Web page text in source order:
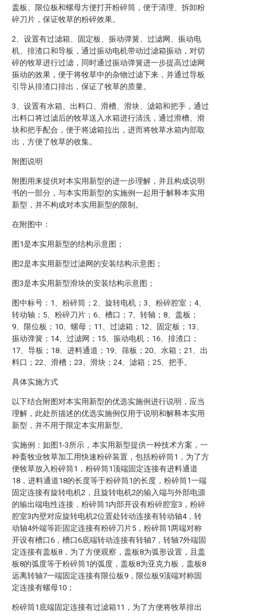
盖板、限位板和螺母方便打开粉碎筒，便于清理、拆卸粉
碎刀片，保证牧草的粉碎效果。
2、设置有过滤箱、固定板、振动弹簧、过滤网、振动电
机、排渣口和导板，通过振动电机带动过滤箱振动，对切
碎的牧草进行过滤，同时通过振动弹簧进一步提高过滤网
振动的效果，便于将牧草中的杂物过滤下来，并通过导板
引导从排渣口排出，保证了牧草的质量。
3、设置有水箱、出料口、滑槽、滑块、滤箱和把手，通过
出料口将过滤后的牧草送入水箱进行清洗，通过滑槽、滑
块和把手配合，便于将滤箱拉出，进而将牧草水箱内部取
出，方便了牧草的收集。
附图说明
附图用来提供对本实用新型的进一步理解，并且构成说明
书的一部分，与本实用新型的实施例一起用于解释本实用
新型，并不构成对本实用新型的限制。
在附图中：
图1是本实用新型的结构示意图；
图2是本实用新型过滤网的安装结构示意图；
图3是本实用新型滑块的安装结构示意图；
图中标号：1、粉碎筒；2、旋转电机；3、粉碎腔室；4、
转动轴；5、粉碎刀片；6、槽口；7、转轴；8、盖板；
9、限位板；10、螺母；11、过滤箱；12、固定板；13、
振动弹簧；14、过滤网；15、振动电机；16、排渣口；
17、导板；18、进料通道；19、筛板；20、水箱；21、出
料口；22、滑槽；23、滑块；24、滤箱；25、把手。
具体实施方式
以下结合附图对本实用新型的优选实施例进行说明，应当
理解，此处所描述的优选实施例仅用于说明和解释本实用
新型，并不用于限定本实用新型。
实施例：如图1-3所示，本实用新型提供一种技术方案，一
种畜牧业牧草加工用快速粉碎装置，包括粉碎筒1，为了方
便牧草放入粉碎筒1，粉碎筒1顶端固定连接有进料通道
18，进料通道18的长度等于粉碎筒1的长度，粉碎筒1一端
固定连接有旋转电机2，且旋转电机2的输入端与外部电源
的输出端电性连接，粉碎筒1内部开设有粉碎腔室3，粉碎
腔室3内壁对应旋转电机2位置处转动连接有转动轴4，转
动轴4外端等距固定连接有粉碎刀片5，粉碎筒1两端对称
开设有槽口6，槽口6底端转动连接有转轴7，转轴7外端固
定连接有盖板8，为了方便观察，盖板8为弧形设置，且盖
板8的弧度等于粉碎筒1的弧度，盖板8为亚克力板，盖板8
远离转轴7一端固定连接有限位板9，限位板9顶端对称固
定连接有螺母10；
粉碎筒1底端固定连接有过滤箱11，为了方便将牧草排出